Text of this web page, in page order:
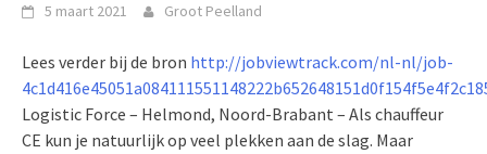
5 maart 2021 Groot Peelland
Lees verder bij de bron http://jobviewtrack.com/nl-nl/job-
Logistic Force – Helmond, Noord-Brabant – Als chauffeur
CE kun je natuurlijk op veel plekken aan de slag. Maar